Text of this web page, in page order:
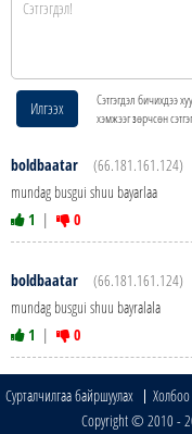
Илгээх
Сэтгэгдэл бичихдээ
хэмжээг зөрчсөн
boldbaatar (66.181.161.124)
mundag busgui shuu bayarlaa
1 | 0
boldbaatar (66.181.161.124)
mundag busgui shuu bayralala
1 | 0
Сурталчилгаа байршуулах
Copyright © 2010 -